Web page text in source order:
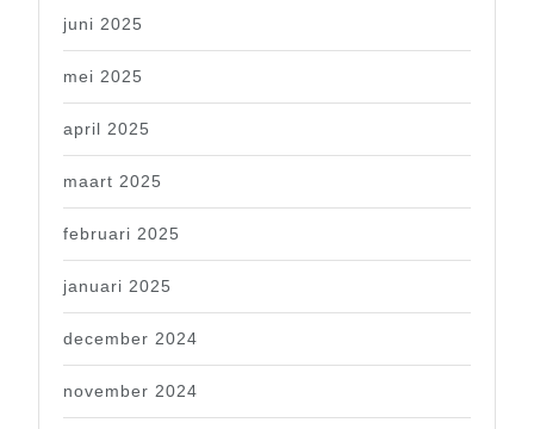
juni 2025
mei 2025
april 2025
maart 2025
februari 2025
januari 2025
december 2024
november 2024